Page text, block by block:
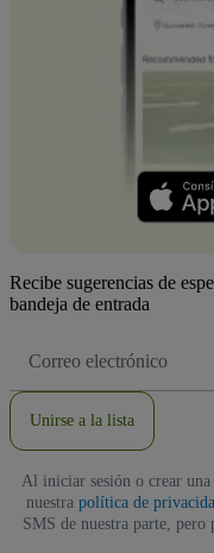
Recibe sugerencias de
bandeja de entrada
de
Unirse a la lista
Al iniciar sesión o crear una
nuestra política de
SMS de nuestra parte, pero